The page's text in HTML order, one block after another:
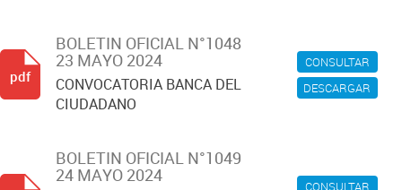
CONSULTAR
DESCARGAR
BOLETIN OFICIAL N°1048
23 MAYO 2024
CONVOCATORIA BANCA DEL
CIUDADANO
pdf
CONSULTAR
BOLETIN OFICIAL N°1049
24 MAYO 2024